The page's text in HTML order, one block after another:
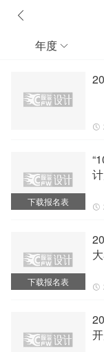
年度 
下载报名表
下载报名表